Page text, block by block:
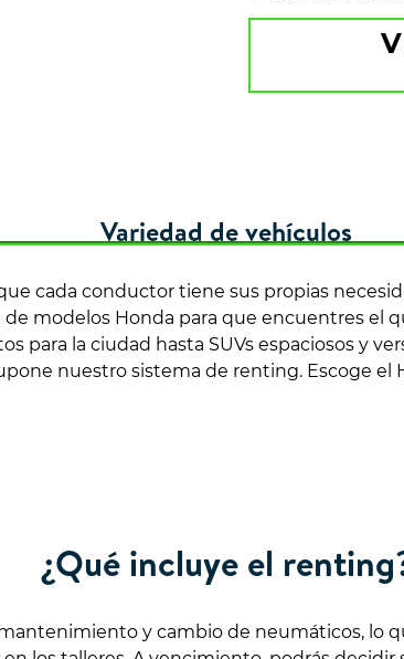
Variedad de vehículos
cada conductor tiene sus propias
modelos Honda para que encuentres el
para la ciudad hasta SUVs espaciosos y
nuestro sistema de renting. Escoge el
¿Qué incluye el
y cambio de neumáticos, lo